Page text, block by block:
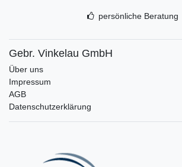
persönliche Beratung
Gebr. Vinkelau GmbH
Über uns
Impressum
AGB
Datenschutzerklärung